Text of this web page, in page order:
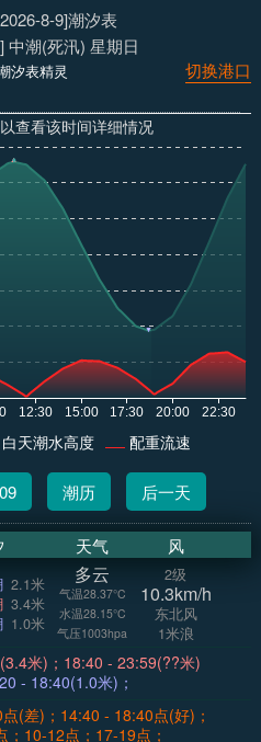
8-9]潮汐表
中潮(死汛) 星期日
切换港口
汐表精灵
查看该时间详细情况
白天潮水高度 配重流速
潮历 后一天
天气 风
2.1米
3.4米
1.0米
多云
气温28.37°C
水温28.15°C
气压1003hpa
2级
10.3km/h
东北风
1米浪
11:20(3.4米)；18:40 - 23:59(??米)
间： 11:20 - 18:40(1.0米)；
(差)；14:40 - 18:40点(好)；
10-12点；17-19点；